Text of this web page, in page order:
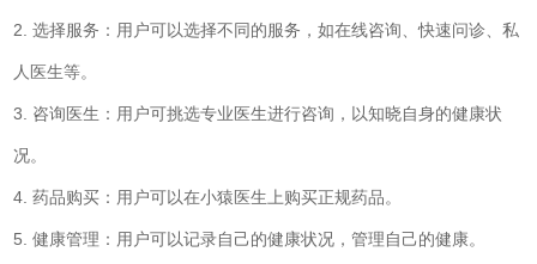
2. 选择服务：用户可以选择不同的服务，如在线咨询、快速问诊、私
人医生等。
3. 咨询医生：用户可挑选专业医生进行咨询，以知晓自身的健康状
况。
4. 药品购买：用户可以在小猿医生上购买正规药品。
5. 健康管理：用户可以记录自己的健康状况，管理自己的健康。